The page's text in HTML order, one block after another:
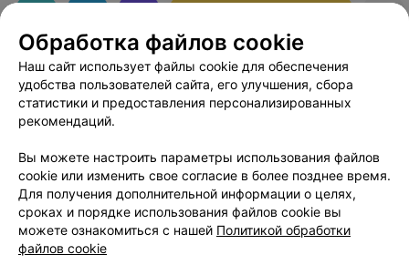
Добавить специалиста
Обработка файлов cookie
Наш сайт использует файлы cookie для обеспечения
удобства пользователей сайта, его улучшения, сбора
статистики и предоставления персонализированных
рекомендаций.
Вы можете настроить параметры использования файлов
cookie или изменить свое согласие в более позднее время.
Для получения дополнительной информации о целях,
сроках и порядке использования файлов cookie вы
можете ознакомиться с нашей Политикой обработки
файлов cookie